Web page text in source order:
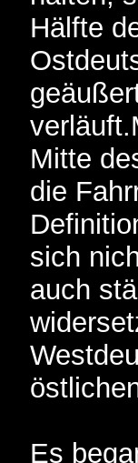
Hälfte
Mitte
die
sich
auch
Es